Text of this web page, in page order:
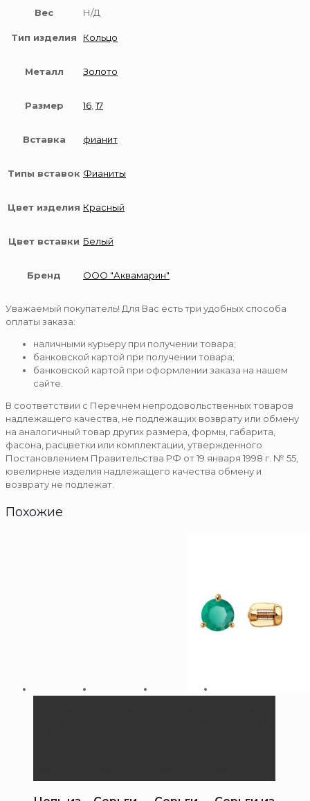
Вес Н/Д
Тип изделия Кольцо
Металл Золото
Размер 16 ,17
Вставка фианит
Типы вставок Фианиты
Цвет изделия Красный
Цвет вставки Белый
Бренд ООО "Аквамарин"
Уважаемый покупатель! Для Вас есть три удобных способа
оплаты заказа:
наличными курьеру при получении товара;
банковской картой при получении товара;
банковской картой при оформлении заказа на нашем
сайте.
В соответствии с Перечнем непродовольственных товаров
надлежащего качества, не подлежащих возврату или обмену
на аналогичный товар других размера, формы, габарита,
фасона, расцветки или комплектации, утвержденного
Постановлением Правительства РФ от 19 января 1998 г. № 55,
ювелирные изделия надлежащего качества обмену и
возврату не подлежат.
Похожие